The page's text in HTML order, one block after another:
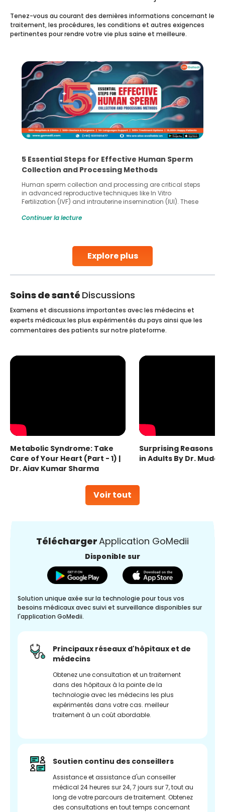
Explore plus
Tenez-vous au courant des dernières informations concernant le
traitement, les procédures, les conditions et autres exigences
pertinentes pour rendre votre vie plus saine et meilleure.
5 Essential Steps for Effective Human Sperm
Collection and Processing Methods
Human sperm collection and processing are critical steps
in advanced reproductive techniques like In Vitro
Fertilization (IVF) and intrauterine insemination (IUI). These
challenges and help couples achieve their dream of
collected, they process the
Continuer la lecture
Soins de santé Discussions
Voir tout
Examens et discussions importantes avec les médecins et
experts médicaux les plus expérimentés du pays ainsi que les
commentaires des patients sur notre plateforme.
Metabolic Syndrome: Take
Care of Your Heart (Part - 1) |
Dr. Ajay Kumar Sharma
Surprising Reasons
in Adults By Dr.
TéléchargerApplication GoMedii
Disponible sur
Solution unique axée sur la technologie pour tous vos
besoins médicaux avec suivi et surveillance disponibles sur
l'application GoMedii.
Principaux réseaux d'hôpitaux et de
médecins
Obtenez une consultation et un traitement
dans des hôpitaux à la pointe de la
technologie avec les médecins les plus
expérimentés dans votre cas. meilleur
traitement à un coût abordable.
Soutien continu des conseillers
Assistance et assistance d'un conseiller
médical 24 heures sur 24, 7 jours sur 7, tout au
long de votre parcours de traitement. Obtenez
des consultations en tout temps concernant